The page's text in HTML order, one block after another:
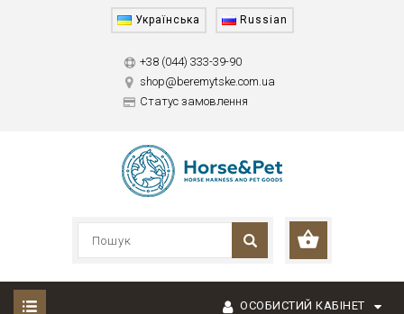
Українська Russian
+38 (044) 333-39-90
shop@beremytske.com.ua
Статус замовлення
ОСОБИСТИЙ КАБІНЕТ